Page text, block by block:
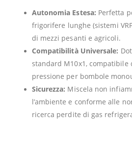
Autonomia Estesa: Perfetta
frigorifere lunghe (sistemi
di mezzi pesanti e agricoli.
Compatibilità Universale:
standard M10x1,
pressione per bombole
Sicurezza: Miscela non
l’ambiente e conforme alle
ricerca perdite di gas